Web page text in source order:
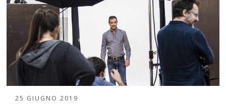
25 GIUGNO 2019